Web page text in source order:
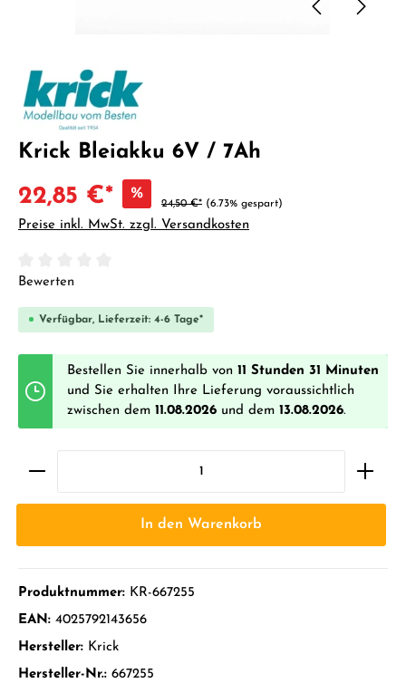
Krick Bleiakku 6V / 7Ah
22,85 €* %
24,50 €* (6.73% gespart)
Preise inkl. MwSt. zzgl. Versandkosten
Durchschnittliche Bewertung von 0 von 5 Sternen
Bewerten
Verfügbar, Lieferzeit: 4-6 Tage*
Bestellen Sie innerhalb von 11 Stunden 31 Minuten
und Sie erhalten Ihre Lieferung voraussichtlich
zwischen dem 11.08.2026 und dem 13.08.2026.
In den Warenkorb
Produktnummer: KR-667255
EAN: 4025792143656
Hersteller: Krick
Hersteller-Nr.: 667255